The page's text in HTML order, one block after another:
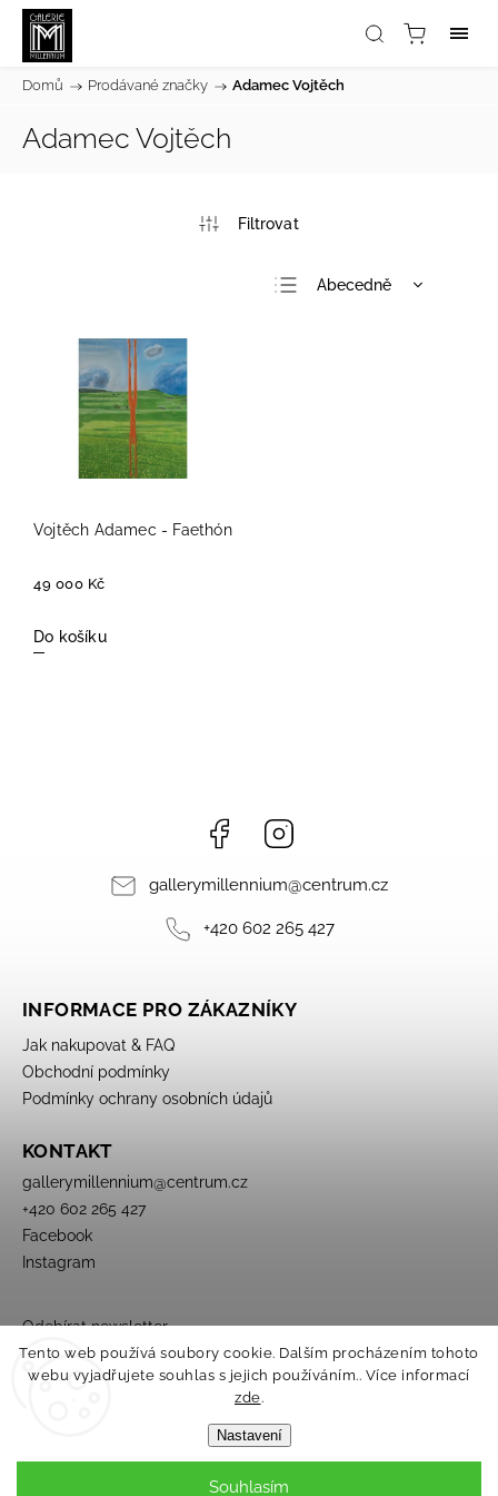
Tento web používá soubory cookie. Dalším procházením tohoto
webu vyjadřujete souhlas s jejich používáním.. Více informací
zde.
Nastavení
Souhlasím
Domů / Prodávané značky / Adamec Vojtěch
Adamec Vojtěch
Abecedně
Vojtěch Adamec - Faethón
49 000 Kč
Do košíku
Facebook
gallerymillennium@centrum.cz
+420 602 265 427
INFORMACE PRO ZÁKAZNÍKY
Jak nakupovat & FAQ
Obchodní podmínky
Podmínky ochrany osobních údajů
KONTAKT
gallerymillennium@centrum.cz
+420 602 265 427
Facebook
Instagram
Odebírat newsletter